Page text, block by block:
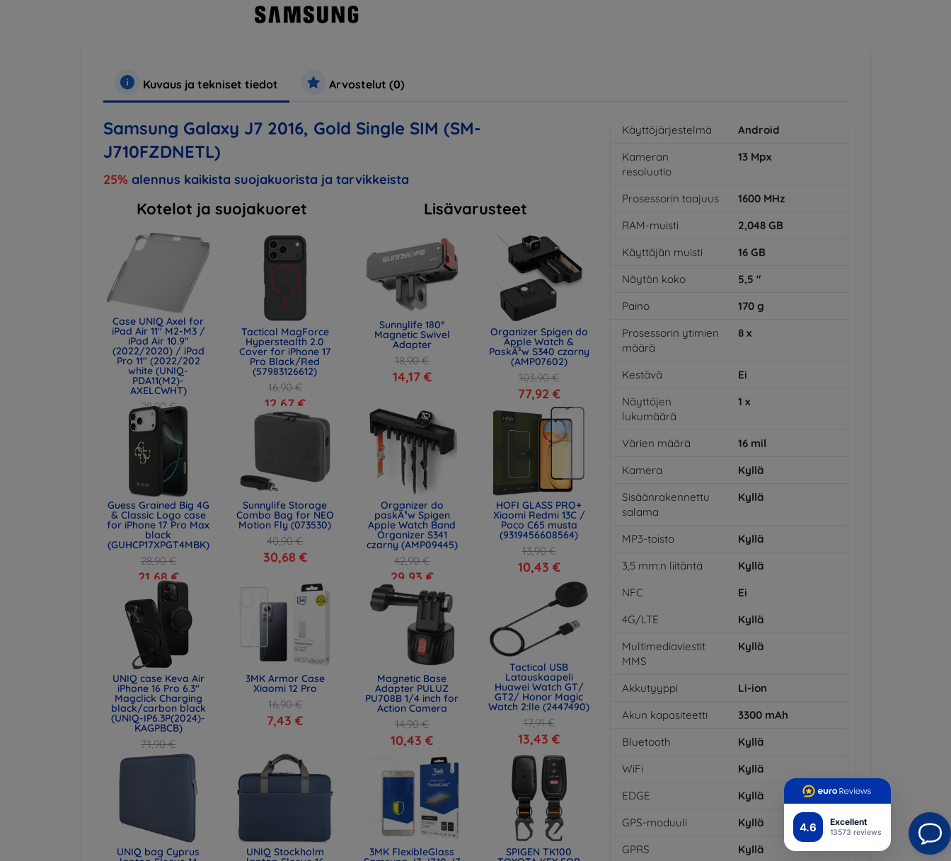
4.6 Excellent
13573 reviews
Kuvaus ja tekniset tiedot Arvostelut (0)
Samsung Galaxy J7 2016, Gold Single SIM (SM-
J710FZDNETL)
25% alennus kaikista suojakuorista ja tarvikkeista
Kotelot ja suojakuoret
Case UNIQ Axel for
iPad Air 11" M2-M3 /
iPad Air 10.9"
(2022/2020) / iPad
Pro 11" (2022/202
white (UNIQ-
PDA11(M2)-
AXELCWHT)
28,90 €
21,68 €
Tactical MagForce
Hyperstealth 2.0
Cover for iPhone 17
Pro Black/Red
(57983126612)
16,90 €
12,67 €
Guess Grained Big 4G
& Classic Logo case
for iPhone 17 Pro Max
black
(GUHCP17XPGT4MBK)
28,90 €
21,68 €
Sunnylife Storage
Combo Bag for NEO
Motion Fly (073530)
40,90 €
30,68 €
UNIQ case Keva Air
iPhone 16 Pro 6.3"
Magclick Charging
black/carbon black
(UNIQ-IP6.3P(2024)-
KAGPBCB)
71,90 €
53,93 €
3MK Armor Case
Xiaomi 12 Pro
16,90 €
7,43 €
UNIQ bag Cyprus UNIQ Stockholm
Lisävarusteet
Sunnylife 180°
Magnetic Swivel
Adapter
18,90 €
14,17 €
Organizer Spigen do
Apple Watch &
PaskÃ³w S340 czarny
(AMP07602)
103,90 €
77,92 €
Organizer do
paskÃ³w Spigen
Apple Watch Band
Organizer S341
czarny (AMP09445)
42,90 €
29,93 €
HOFI GLASS PRO+
Xiaomi Redmi 13C /
Poco C65 musta
(9319456608564)
13,90 €
10,43 €
Magnetic Base
Adapter PULUZ
PU708B 1/4 inch for
Action Camera
14,90 €
10,43 €
Tactical USB
Latauskaapeli
Huawei Watch GT/
GT2/ Honor Magic
Watch 2:lle (2447490)
17,91 €
13,43 €
3MK FlexibleGlass SPIGEN TK100
Käyttöjärjestelmä
Android
Kameran
resoluutio
13 Mpx
Prosessorin taajuus 1600 MHz
RAM-muisti
2,048 GB
Käyttäjän muisti
16 GB
Näytön koko
5,5 "
Paino
170 g
Prosessorin ytimien
määrä
8 x
Kestävä
Ei
Näyttöjen
lukumäärä
1 x
Värien määrä 16 mil
Kamera
Kyllä
Sisäänrakennettu
salama
Kyllä
MP3-toisto
Kyllä
3,5 mm:n liitäntä
Kyllä
NFC
Ei
4G/LTE
Kyllä
Multimediaviestit
MMS
Kyllä
Akkutyyppi
Li-ion
Akun kapasiteetti
3300 mAh
Bluetooth
Kyllä
WiFi
Kyllä
EDGE
Kyllä
GPS-moduuli
Kyllä
GPRS
Kyllä